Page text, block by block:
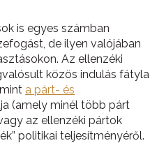
is egyes számban
de ilyen valójában
Az ellenzéki
közös indulás fátyla
a párt- és
(amely minél több párt
az ellenzéki pártok
politikai teljesítményéről.